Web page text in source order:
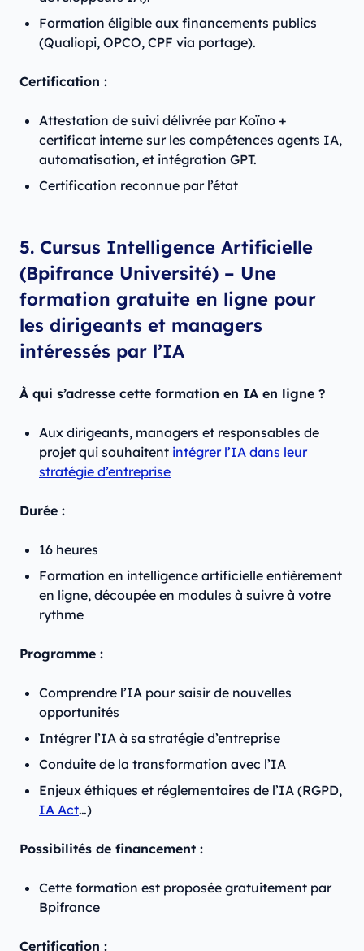
Formation éligible aux financements publics
(Qualiopi, OPCO, CPF via portage).
Certification :
Attestation de suivi délivrée par Koïno +
certificat interne sur les compétences agents IA,
automatisation, et intégration GPT.
Certification reconnue par l’état
5. Cursus Intelligence Artificielle
(Bpifrance Université) – Une
formation gratuite en ligne pour
les dirigeants et managers
intéressés par l’IA
À qui s’adresse cette formation en IA en ligne ?
Aux dirigeants, managers et responsables de
projet qui souhaitent intégrer l’IA dans leur
stratégie d’entreprise
Durée :
16 heures
Formation en intelligence artificielle entièrement
en ligne, découpée en modules à suivre à votre
rythme
Programme :
Comprendre l’IA pour saisir de nouvelles
opportunités
Intégrer l’IA à sa stratégie d’entreprise
Conduite de la transformation avec l’IA
Enjeux éthiques et réglementaires de l’IA (RGPD,
IA Act…)
Possibilités de financement :
Cette formation est proposée gratuitement par
Bpifrance
Certification :